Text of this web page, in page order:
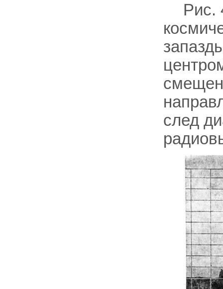
Рис.
след